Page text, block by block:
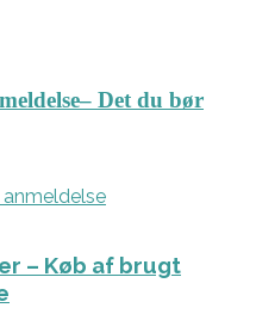
Det du bør
– Køb af brugt